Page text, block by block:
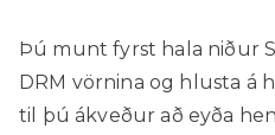
Þú munt fyrst hala niður
DRM vörnina og hlusta á
til þú ákveður að eyða